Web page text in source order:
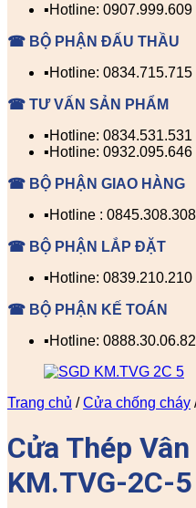
▪️Hotline: 0907.999.609
☎ BỘ PHẬN ĐẤU THẦU
▪️Hotline: 0834.715.715
☎ TƯ VẤN SẢN PHẨM
▪️Hotline: 0834.531.531
▪️Hotline: 0932.095.646
☎ BỘ PHẬN GIAO HÀNG
▪️Hotline : 0845.308.308
☎ BỘ PHẬN LẮP ĐẶT
▪️Hotline: 0839.210.210
☎ BỘ PHẬN KẾ TOÁN
▪️Hotline: 0888.30.06.82
Trang chủ / Cửa chống cháy
Cửa Thép Vân
KM.TVG-2C-5